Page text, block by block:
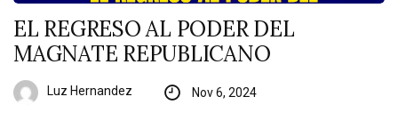
EL REGRESO AL PODER DEL
MAGNATE REPUBLICANO
Luz Hernandez Nov 6, 2024